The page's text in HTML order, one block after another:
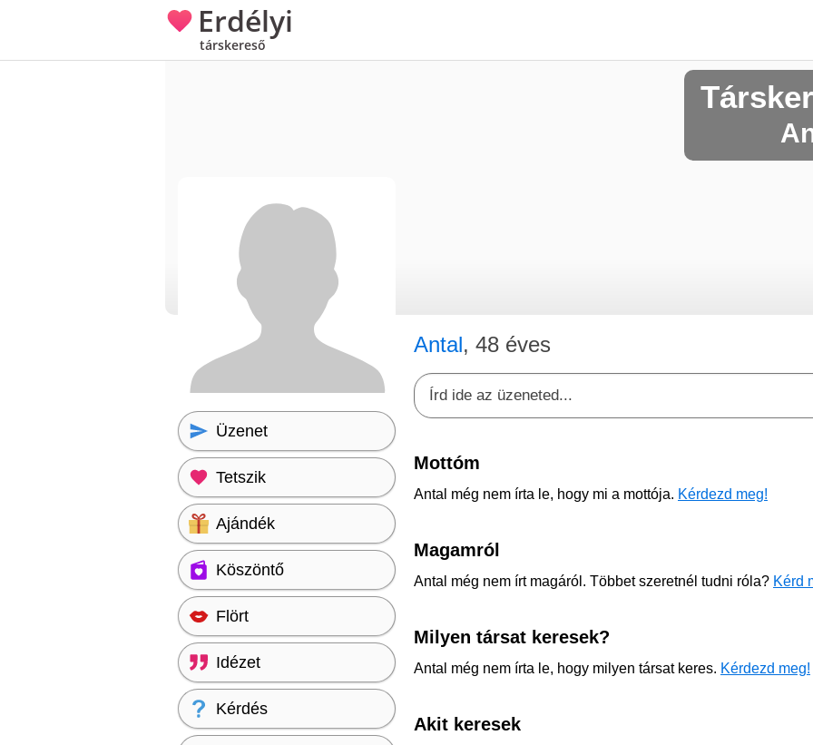
Erdélyi
társkereső
Antal, 48 éves
Mottóm
Antal még nem írta le, hogy mi a mottója. Kérdezd meg!
Magamról
Antal még nem írt magáról. Többet szeretnél tudni róla? Kérd
Milyen társat keresek?
Antal még nem írta le, hogy milyen társat keres. Kérdezd meg!
Akit keresek
Üzenet
Tetszik
Ajándék
Köszöntő
Flört
Idézet
Kérdés